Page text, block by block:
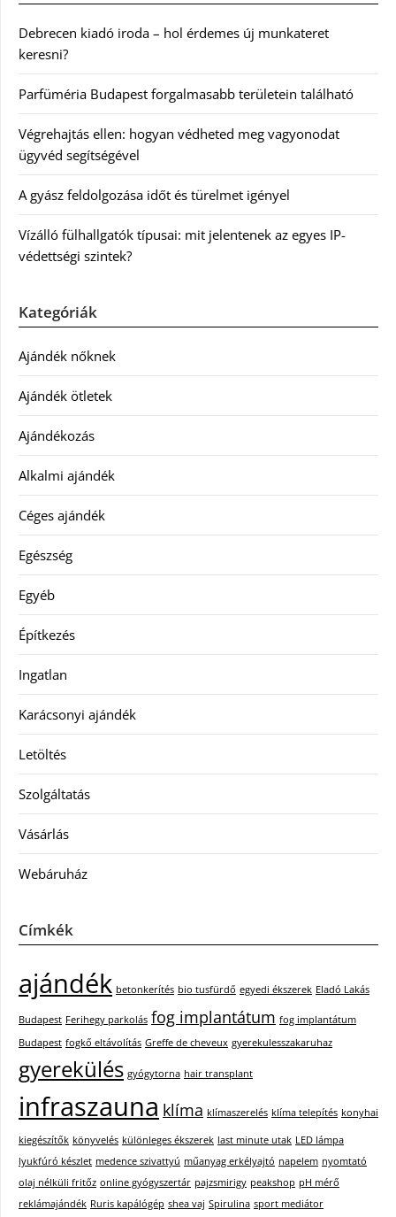
Debrecen kiadó iroda – hol érdemes új munkateret
keresni?
Parfüméria Budapest forgalmasabb területein található
Végrehajtás ellen: hogyan védheted meg vagyonodat
ügyvéd segítségével
A gyász feldolgozása időt és türelmet igényel
Vízálló fülhallgatók típusai: mit jelentenek az egyes IP-
védettségi szintek?
Kategóriák
Ajándék nőknek
Ajándék ötletek
Ajándékozás
Alkalmi ajándék
Céges ajándék
Egészség
Egyéb
Építkezés
Ingatlan
Karácsonyi ajándék
Letöltés
Szolgáltatás
Vásárlás
Webáruház
Címkék
ajándék betonkerítés bio tusfürdő egyedi ékszerek Eladó Lakás
Budapest Ferihegy parkolás fog implantátum fog implantátum
Budapest fogkő eltávolítás Greffe de cheveux gyerekulesszakaruhaz
gyerekülés gyógytorna hair transplant
infraszauna klíma klímaszerelés klíma telepítés konyhai
kiegészítők könyvelés különleges ékszerek last minute utak LED lámpa
lyukfúró készlet medence szivattyú műanyag erkélyajtó napelem nyomtató
olaj nélküli fritőz online gyógyszertár pajzsmirigy peakshop pH mérő
reklámajándék Ruris kapálógép shea vaj Spirulina sport mediátor